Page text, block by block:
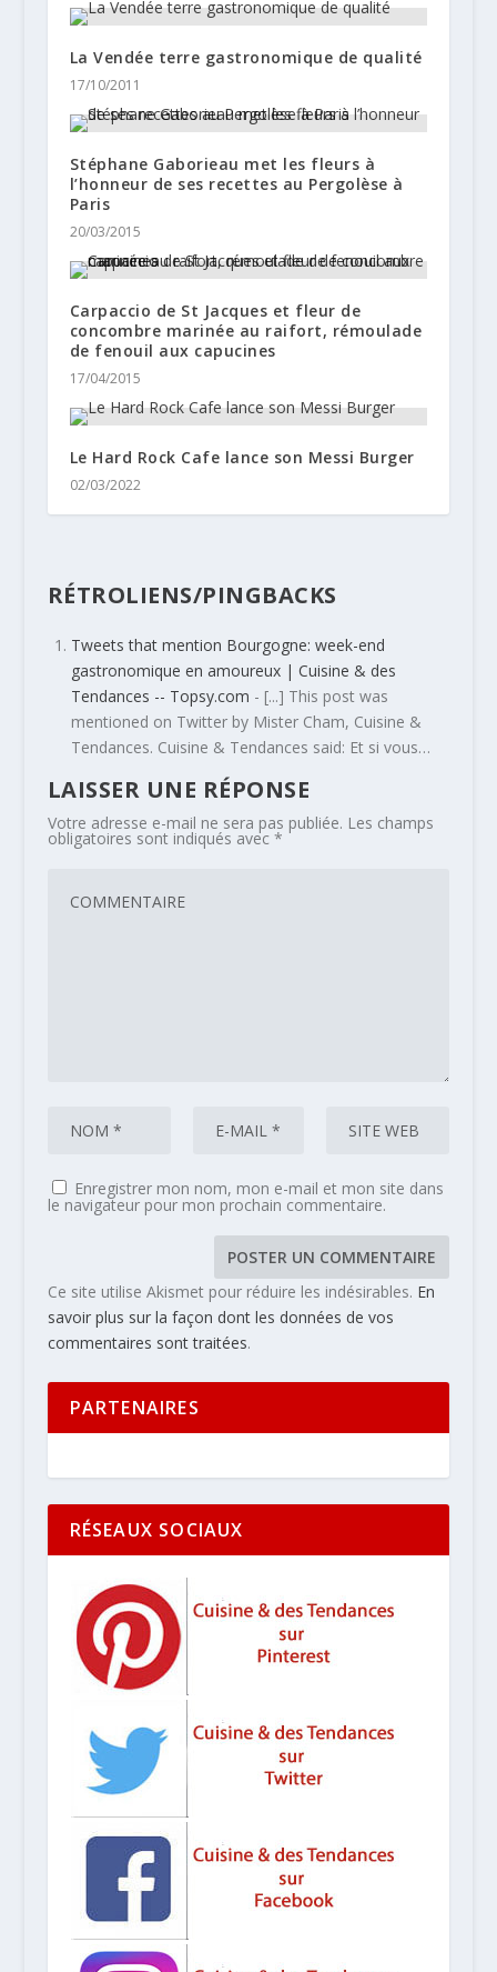
La Vendée terre gastronomique de qualité
17/10/2011
Stéphane Gaborieau met les fleurs à
l’honneur de ses recettes au Pergolèse à
Paris
20/03/2015
Carpaccio de St Jacques et fleur de
concombre marinée au raifort, rémoulade
de fenouil aux capucines
17/04/2015
Le Hard Rock Cafe lance son Messi Burger
02/03/2022
RÉTROLIENS/PINGBACKS
Tweets that mention Bourgogne: week-end
gastronomique en amoureux | Cuisine & des
Tendances -- Topsy.com - [...] This post was
mentioned on Twitter by Mister Cham, Cuisine &
Tendances. Cuisine & Tendances said: Et si vous…
LAISSER UNE RÉPONSE
Votre adresse e-mail ne sera pas publiée. Les champs
obligatoires sont indiqués avec *
Enregistrer mon nom, mon e-mail et mon site dans
le navigateur pour mon prochain commentaire.
Ce site utilise Akismet pour réduire les indésirables. En
savoir plus sur la façon dont les données de vos
commentaires sont traitées.
PARTENAIRES
RÉSEAUX SOCIAUX